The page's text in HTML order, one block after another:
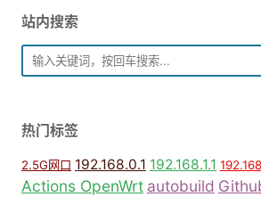
站内搜索
热门标签
2.5G网口 192.168.0.1 192.168.1.1
Actions OpenWrt autobuild